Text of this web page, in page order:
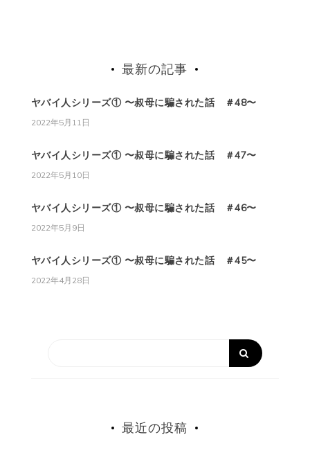
最新の記事
ヤバイ人シリーズ① 〜叔母に騙された話 ＃48〜
2022年5月11日
ヤバイ人シリーズ① 〜叔母に騙された話 ＃47〜
2022年5月10日
ヤバイ人シリーズ① 〜叔母に騙された話 ＃46〜
2022年5月9日
ヤバイ人シリーズ① 〜叔母に騙された話 ＃45〜
2022年4月28日
最近の投稿